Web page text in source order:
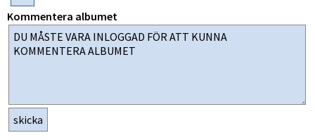
Kommentera albumet